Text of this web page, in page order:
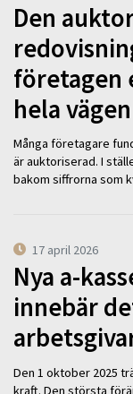
Den
företagen
hela vägen
Många företagare
är auktoriserad. I
bakom siffrorna som
17 april 2026
Nya a-
innebär
Den 1 oktober 2025
kraft. Den största